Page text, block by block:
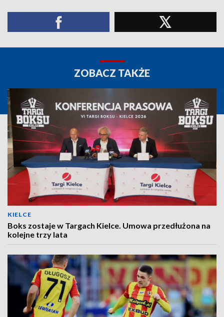
ZOBACZ TAKŻE
KIELCE
Boks zostaje w Targach Kielce. Umowa przedłużona na
kolejne trzy lata